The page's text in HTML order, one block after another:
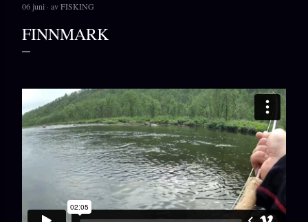
06 juni avFISKING
FINNMARK